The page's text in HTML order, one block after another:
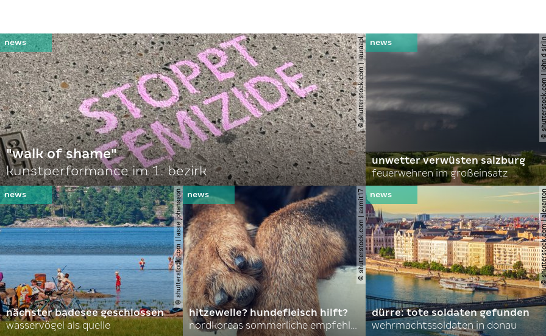
© shutterstock.com | lauraapl
"walk of shame"
kunstperformance im 1. bezirk
©
unwetter verwüsten salzburg
feuerwehren im großeinsatz
© shutterstock.com | lasse johansson
nächster badesee geschlossen
wasservögel als quelle
© shutterstock.com | asmit17
hitzewelle? hundefleisch hilft?
nordkoreas sommerliche empfehlungen
©
dürre: tote soldaten gefunden
wehrmachtssoldaten in donau